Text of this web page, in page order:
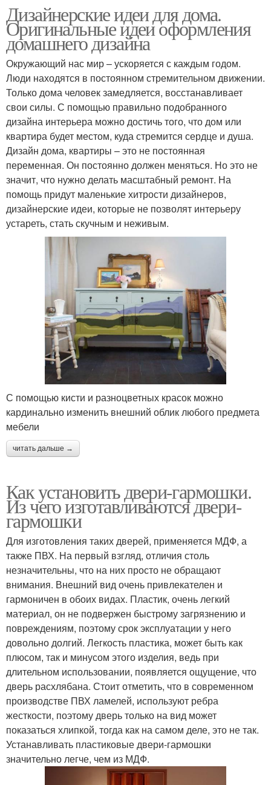
Дизайнерские идеи для дома.
Оригинальные идеи оформления
домашнего дизайна
Окружающий нас мир – ускоряется с каждым годом.
Люди находятся в постоянном стремительном движении.
Только дома человек замедляется, восстанавливает
свои силы. С помощью правильно подобранного
дизайна интерьера можно достичь того, что дом или
квартира будет местом, куда стремится сердце и душа.
Дизайн дома, квартиры – это не постоянная
переменная. Он постоянно должен меняться. Но это не
значит, что нужно делать масштабный ремонт. На
помощь придут маленькие хитрости дизайнеров,
дизайнерские идеи, которые не позволят интерьеру
устареть, стать скучным и неживым.
С помощью кисти и разноцветных красок можно
кардинально изменить внешний облик любого предмета
мебели
читать дальше →
Как установить двери-гармошки.
Из чего изготавливаются двери-
гармошки
Для изготовления таких дверей, применяется МДФ, а
также ПВХ. На первый взгляд, отличия столь
незначительны, что на них просто не обращают
внимания. Внешний вид очень привлекателен и
гармоничен в обоих видах. Пластик, очень легкий
материал, он не подвержен быстрому загрязнению и
повреждениям, поэтому срок эксплуатации у него
довольно долгий. Легкость пластика, может быть как
плюсом, так и минусом этого изделия, ведь при
длительном использовании, появляется ощущение, что
дверь расхлябана. Стоит отметить, что в современном
производстве ПВХ ламелей, используют ребра
жесткости, поэтому дверь только на вид может
показаться хлипкой, тогда как на самом деле, это не так.
Устанавливать пластиковые двери-гармошки
значительно легче, чем из МДФ.